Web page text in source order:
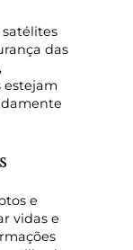
das
estejam
e
vidas e